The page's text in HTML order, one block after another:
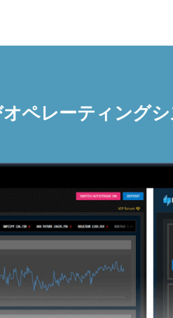
ペレーティング